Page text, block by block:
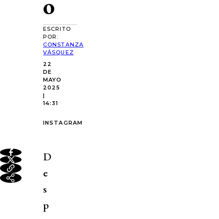
ESCRITO
POR:
CONSTANZA
VÁSQUEZ
22
DE
MAYO
2025
|
14:31
INSTAGRAM
D
e
s
p